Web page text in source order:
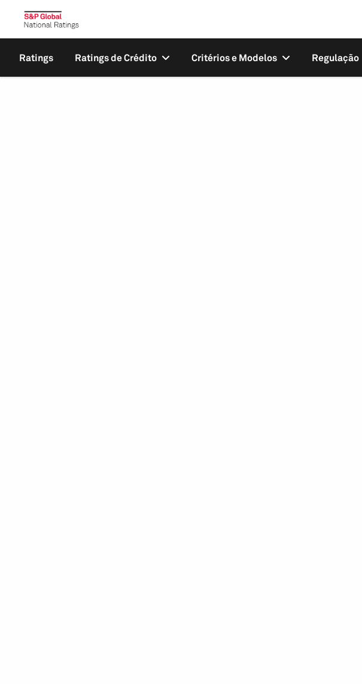
Ratings Ratings de Crédito Critérios e Modelos Regulação